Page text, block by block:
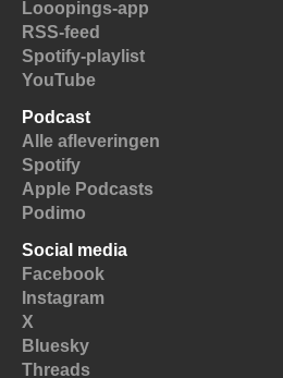
Looopings-app
RSS-feed
Spotify-playlist
YouTube
Podcast
Alle afleveringen
Spotify
Apple Podcasts
Podimo
Social media
Facebook
Instagram
X
Bluesky
Threads